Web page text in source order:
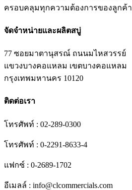
ครอบคลุมทุกความต้องการของลูกค้า
จัดจำหน่ายและผลิตสบู่
77 ซอยมาตานุสรณ์ ถนนมไหสวรรย์
แขวงบางคอแหลม เขตบางคอแหลม
กรุงเทพมหานคร 10120
ติดต่อเรา
โทรศัพท์ : 02-289-0300
โทรศัพท์ : 0-2291-8633-4
แฟกซ์ : 0-2689-1702
อีเมลล์ : info@clcommercials.com